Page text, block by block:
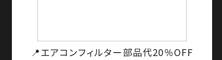
📍エアコンフィルター部品代20％OFF